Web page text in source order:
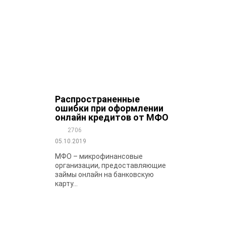
Распространенные
ошибки при оформлении
онлайн кредитов от МФО
2706
05.10.2019
МФО – микрофинансовые
организации, предоставляющие
займы онлайн на банковскую
карту...